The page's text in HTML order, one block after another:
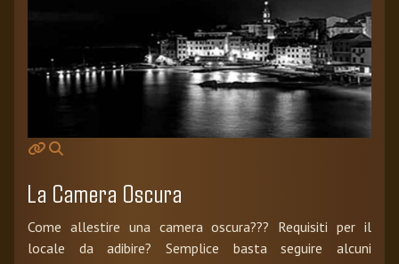
La Camera Oscura
Come allestire una camera oscura??? Requisiti per il
locale da adibire? Semplice basta seguire alcuni